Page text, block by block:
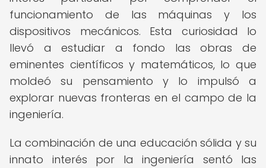
funcionamiento de las máquinas y los
dispositivos mecánicos. Esta curiosidad lo
llevó a estudiar a fondo las obras de
eminentes científicos y matemáticos, lo que
moldeó su pensamiento y lo impulsó a
explorar nuevas fronteras en el campo de la
ingeniería.
La combinación de una educación sólida y su
innato interés por la ingeniería sentó las